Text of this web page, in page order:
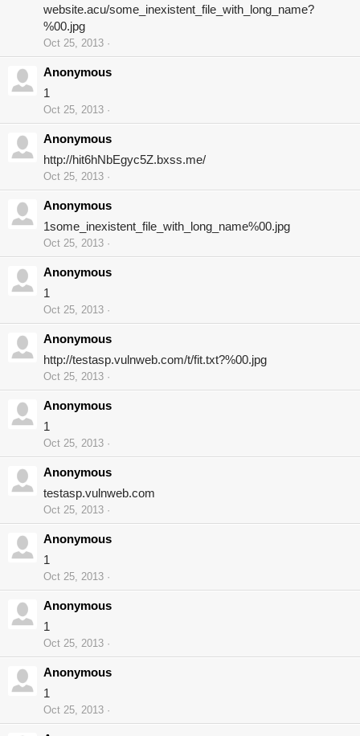
website.acu/some_inexistent_file_with_long_name?
%00.jpg
Oct 25, 2013
Anonymous
1
Oct 25, 2013
Anonymous
http://hit6hNbEgyc5Z.bxss.me/
Oct 25, 2013
Anonymous
1some_inexistent_file_with_long_name%00.jpg
Oct 25, 2013
Anonymous
1
Oct 25, 2013
Anonymous
http://testasp.vulnweb.com/t/fit.txt?%00.jpg
Oct 25, 2013
Anonymous
1
Oct 25, 2013
Anonymous
testasp.vulnweb.com
Oct 25, 2013
Anonymous
1
Oct 25, 2013
Anonymous
1
Oct 25, 2013
Anonymous
1
Oct 25, 2013